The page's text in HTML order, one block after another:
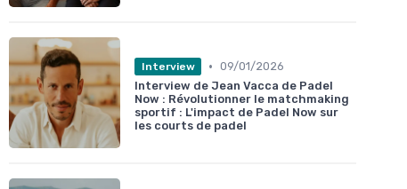
Interview • 09/01/2026
Interview de Jean Vacca de Padel
Now : Révolutionner le matchmaking
sportif : L'impact de Padel Now sur
les courts de padel